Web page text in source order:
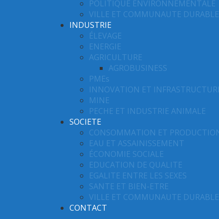
POLITIQUE ENVIRONNEMENTALE
VILLE ET COMMUNAUTE DURABLE
INDUSTRIE
ÉLEVAGE
ENERGIE
AGRICULTURE
AGROBUSINESS
PMEs
INNOVATION ET
MINE
PECHE ET INDUSTRIE ANIMALE
SOCIETE
CONSOMMATION ET
EAU ET ASSAINISSEMENT
ÉCONOMIE SOCIALE
EDUCATION DE QUALITE
EGALITE ENTRE LES SEXES
SANTE ET BIEN-ETRE
VILLE ET COMMUNAUTE DURABLE
CONTACT